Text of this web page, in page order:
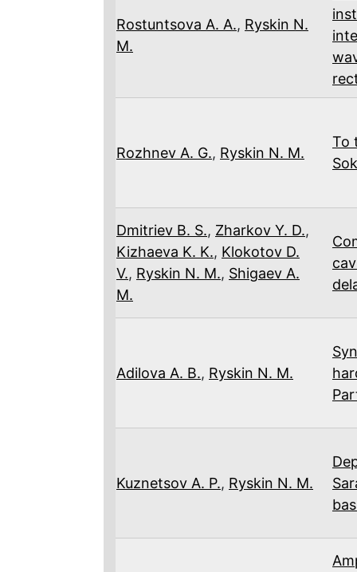
Rostuntsova A. A., Ryskin N.
M.
Rozhnev A. G., Ryskin N. M.
To
Dmitriev B. S., Zharkov Y. D.,
Kizhaeva K. K., Klokotov D.
V., Ryskin N. M., Shigaev A.
M.
Adilova A. B., Ryskin N. M.
Kuznetsov A. P., Ryskin N. M.